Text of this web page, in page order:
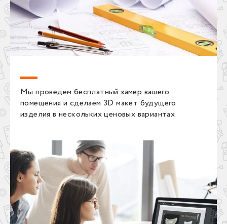
Мы проведем бесплатный замер вашего
помещения и сделаем 3D макет будущего
изделия в нескольких ценовых вариантах